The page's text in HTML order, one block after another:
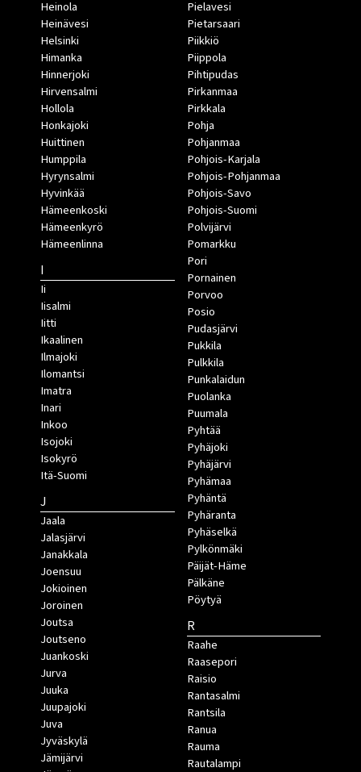
Heinola
Heinävesi
Helsinki
Himanka
Hinnerjoki
Hirvensalmi
Hollola
Honkajoki
Huittinen
Humppila
Hyrynsalmi
Hyvinkää
Hämeenkoski
Hämeenkyrö
Hämeenlinna
I
Ii
Iisalmi
Iitti
Ikaalinen
Ilmajoki
Ilomantsi
Imatra
Inari
Inkoo
Isojoki
Isokyrö
Itä-Suomi
J
Jaala
Jalasjärvi
Janakkala
Joensuu
Jokioinen
Joroinen
Joutsa
Joutseno
Juankoski
Jurva
Juuka
Juupajoki
Juva
Jyväskylä
Jämijärvi
Pielavesi
Pietarsaari
Piikkiö
Piippola
Pihtipudas
Pirkanmaa
Pirkkala
Pohja
Pohjanmaa
Pohjois-Karjala
Pohjois-Pohjanmaa
Pohjois-Savo
Pohjois-Suomi
Polvijärvi
Pomarkku
Pori
Pornainen
Porvoo
Posio
Pudasjärvi
Pukkila
Pulkkila
Punkalaidun
Puolanka
Puumala
Pyhtää
Pyhäjoki
Pyhäjärvi
Pyhämaa
Pyhäntä
Pyhäranta
Pyhäselkä
Pylkönmäki
Päijät-Häme
Pälkäne
Pöytyä
R
Raahe
Raasepori
Raisio
Rantasalmi
Rantsila
Ranua
Rauma
Rautalampi